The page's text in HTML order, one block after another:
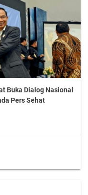
Buka Dialog Nasional
Pers Sehat